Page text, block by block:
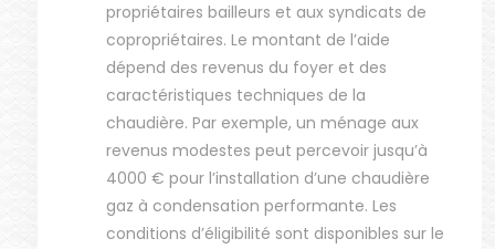
propriétaires bailleurs et aux syndicats de
copropriétaires. Le montant de l’aide
dépend des revenus du foyer et des
caractéristiques techniques de la
chaudière. Par exemple, un ménage aux
revenus modestes peut percevoir jusqu’à
4000 € pour l’installation d’une chaudière
gaz à condensation performante. Les
conditions d’éligibilité sont disponibles sur le